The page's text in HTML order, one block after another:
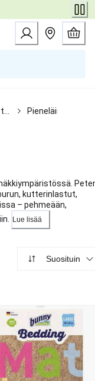
Pieneläinten
kutterinlastut,
– pehmeään,
Lue lisää
Suosituin